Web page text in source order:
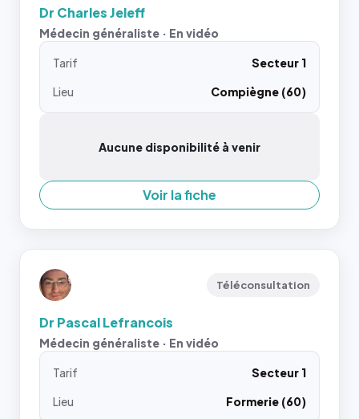
Dr Charles Jeleff
Médecin généraliste · En vidéo
Tarif
Secteur 1
Lieu
Compiègne (60)
Aucune disponibilité à venir
Voir la fiche
Téléconsultation
Dr Pascal Lefrancois
Médecin généraliste · En vidéo
Tarif
Secteur 1
Lieu
Formerie (60)